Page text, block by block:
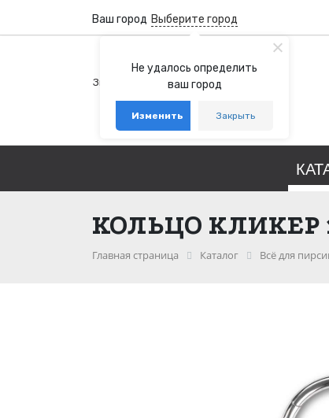
Не удалось определить
ваш город
Изменить Закрыть
Ваш город Выберите город
+7 (800) 100-76-77
Звонок бесплатный по России
+7 (931) 978-88-88
telegram whatsapp
КОЛЬЦО КЛИКЕР
Главная страница Каталог Всё для